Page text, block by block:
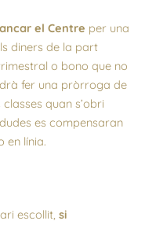
el Centre per una
diners de la part
o bono que no
fer una pròrroga de
quan s’obri
es compensaran
en línia.
escollit, si